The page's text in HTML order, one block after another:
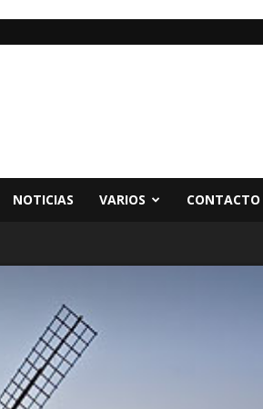
NOTICIAS VARIOS CONTACTO